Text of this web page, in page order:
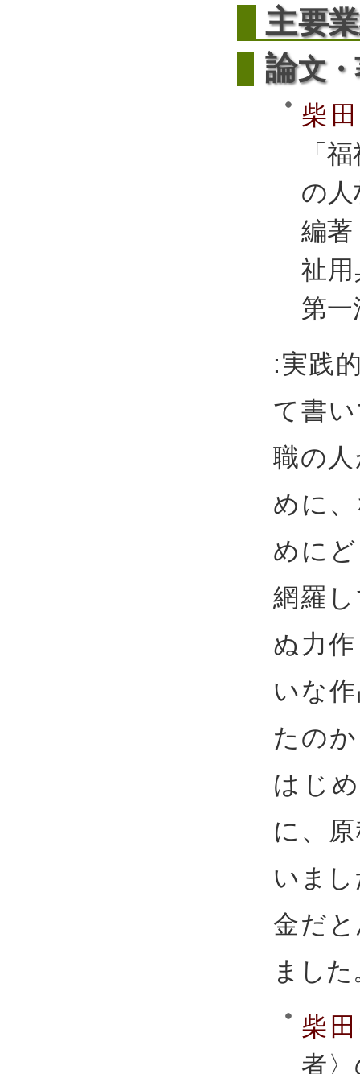
主要
論文
柴
「
の
編著
祉
第一
:実践
て書
職の
めに
めに
網羅
ぬ力
いな
たの
はじ
に、
いま
金だ
ました
柴
者